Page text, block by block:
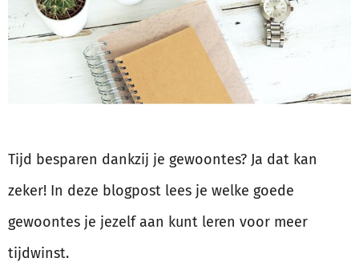
Tijd besparen dankzij je gewoontes? Ja dat kan
zeker! In deze blogpost lees je welke goede
gewoontes je jezelf aan kunt leren voor meer
tijdwinst.